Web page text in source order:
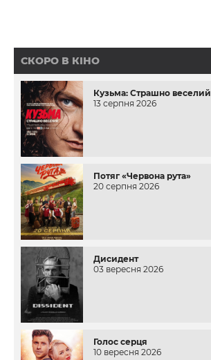
СКОРО В КІНО
Кузьма: Страшно веселий
13 серпня 2026
Потяг «Червона рута»
20 серпня 2026
Дисидент
03 вересня 2026
Голос серця
10 вересня 2026